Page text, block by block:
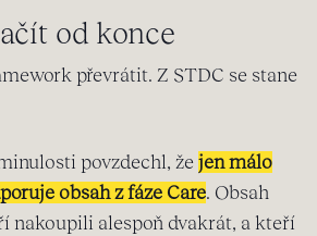
od konce
převrátit. Z STDC se stane
povzdechl, že jen málo
obsah z fáze Care. Obsah
nakoupili alespoň dvakrát, a kteří